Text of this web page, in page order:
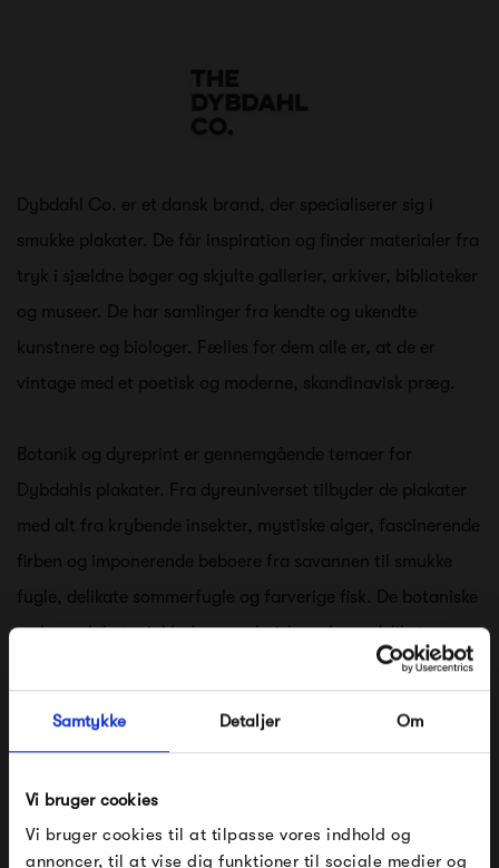
Samtykke Detaljer Om
Vi bruger cookies
Vi bruger cookies til at tilpasse vores indhold og
annoncer, til at vise dig funktioner til sociale medier og
Dybdahl Co. er et dansk brand, der specialiserer sig i
smukke plakater. De får inspiration og finder materialer fra
tryk i sjældne bøger og skjulte gallerier, arkiver, biblioteker
og museer. De har samlinger fra kendte og ukendte
kunstnere og biologer. Fælles for dem alle er, at de er
vintage med et poetisk og moderne, skandinavisk præg.
Botanik og dyreprint er gennemgående temaer for
Dybdahls plakater. Fra dyreuniverset tilbyder de plakater
med alt fra krybende insekter, mystiske alger, fascinerende
firben og imponerende beboere fra savannen til smukke
fugle, delikate sommerfugle og farverige fisk. De botaniske
tryk og plakater inkluderer maleriske palmer, delikate
svampe, frodige grønne blade og eksotiske blomster. Disse
Udover naturtemaet byder Dybdahl også på kollektionen